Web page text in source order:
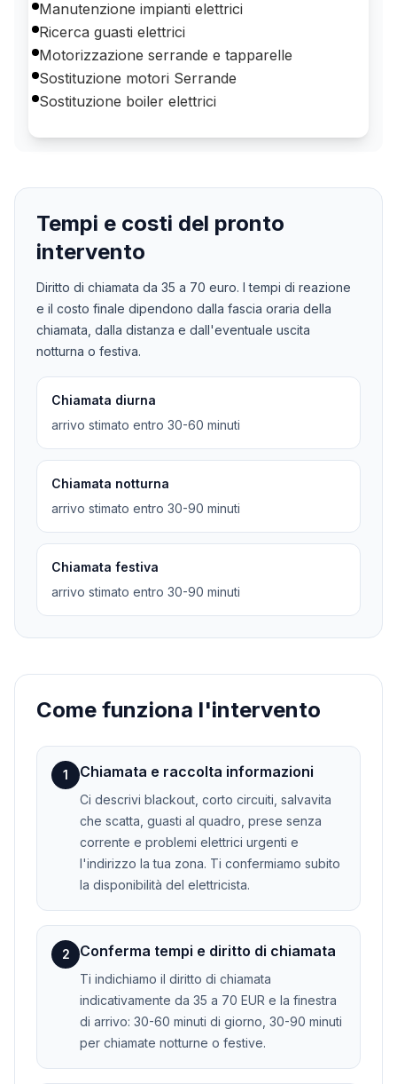
Manutenzione impianti elettrici
Ricerca guasti elettrici
Motorizzazione serrande e tapparelle
Sostituzione motori Serrande
Sostituzione boiler elettrici
Tempi e costi del pronto
intervento
Diritto di chiamata da 35 a 70 euro. I tempi di reazione
e il costo finale dipendono dalla fascia oraria della
chiamata, dalla distanza e dall'eventuale uscita
notturna o festiva.
Chiamata diurna
arrivo stimato entro 30-60 minuti
Chiamata notturna
arrivo stimato entro 30-90 minuti
Chiamata festiva
arrivo stimato entro 30-90 minuti
Come funziona l'intervento
1 Chiamata e raccolta informazioni
Ci descrivi blackout, corto circuiti, salvavita
che scatta, guasti al quadro, prese senza
corrente e problemi elettrici urgenti e
l'indirizzo la tua zona. Ti confermiamo subito
la disponibilità del elettricista.
2 Conferma tempi e diritto di chiamata
Ti indichiamo il diritto di chiamata
indicativamente da 35 a 70 EUR e la finestra
di arrivo: 30-60 minuti di giorno, 30-90 minuti
per chiamate notturne o festive.